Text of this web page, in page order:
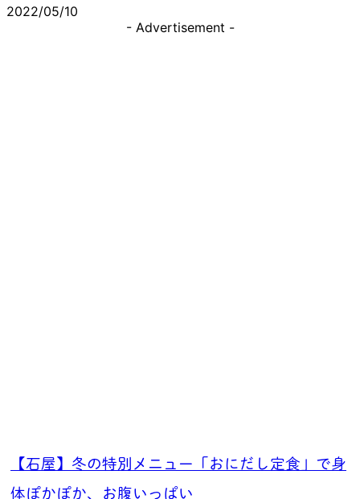
2022/05/10
- Advertisement -
【石屋】冬の特別メニュー「おにだし定食」で身
体ぽかぽか、お腹いっぱい